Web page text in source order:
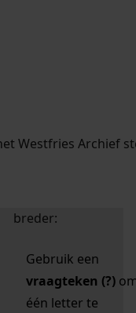
zoektips.
zoektips.
Westfries Archief
uw zoekopdracht te
breder:
Gebruik een
vraagteken (?)
één letter te